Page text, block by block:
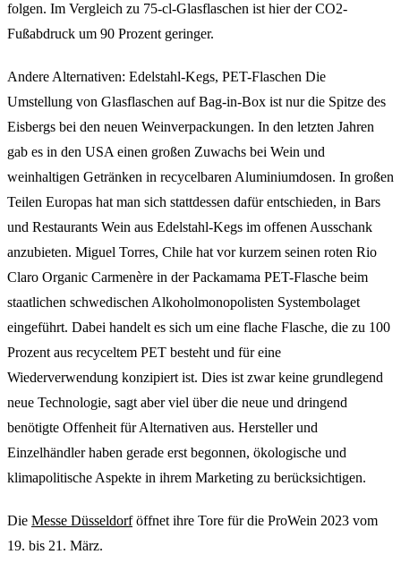
folgen. Im Vergleich zu 75-cl-Glasflaschen ist hier der CO2-
Fußabdruck um 90 Prozent geringer.
Andere Alternativen: Edelstahl-Kegs, PET-Flaschen Die
Umstellung von Glasflaschen auf Bag-in-Box ist nur die Spitze des
Eisbergs bei den neuen Weinverpackungen. In den letzten Jahren
gab es in den USA einen großen Zuwachs bei Wein und
weinhaltigen Getränken in recycelbaren Aluminiumdosen. In großen
Teilen Europas hat man sich stattdessen dafür entschieden, in Bars
und Restaurants Wein aus Edelstahl-Kegs im offenen Ausschank
anzubieten. Miguel Torres, Chile hat vor kurzem seinen roten Rio
Claro Organic Carmenère in der Packamama PET-Flasche beim
staatlichen schwedischen Alkoholmonopolisten Systembolaget
eingeführt. Dabei handelt es sich um eine flache Flasche, die zu 100
Prozent aus recyceltem PET besteht und für eine
Wiederverwendung konzipiert ist. Dies ist zwar keine grundlegend
neue Technologie, sagt aber viel über die neue und dringend
benötigte Offenheit für Alternativen aus. Hersteller und
Einzelhändler haben gerade erst begonnen, ökologische und
klimapolitische Aspekte in ihrem Marketing zu berücksichtigen.
Die Messe Düsseldorföffnet ihre Tore für die ProWein 2023 vom
19. bis 21. März.